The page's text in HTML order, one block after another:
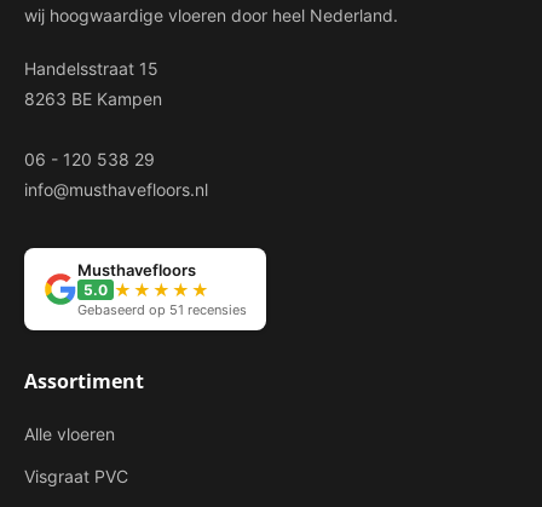
wij hoogwaardige vloeren door heel Nederland.
Handelsstraat 15
8263 BE Kampen
06 - 120 538 29
info@musthavefloors.nl
Musthavefloors
5.0 ★★★★★
Gebaseerd op 51 recensies
Assortiment
Alle vloeren
Visgraat PVC